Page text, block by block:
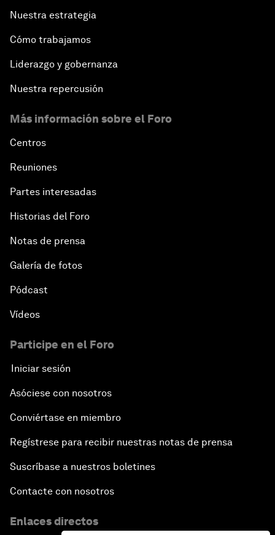
Nuestra estrategia
Cómo trabajamos
Liderazgo y gobernanza
Nuestra repercusión
Más información sobre el Foro
Centros
Reuniones
Partes interesadas
Historias del Foro
Notas de prensa
Galería de fotos
Pódcast
Vídeos
Participe en el Foro
Iniciar sesión
Asóciese con nosotros
Conviértase en miembro
Regístrese para recibir nuestras notas de prensa
Suscríbase a nuestros boletines
Contacte con nosotros
Enlaces directos